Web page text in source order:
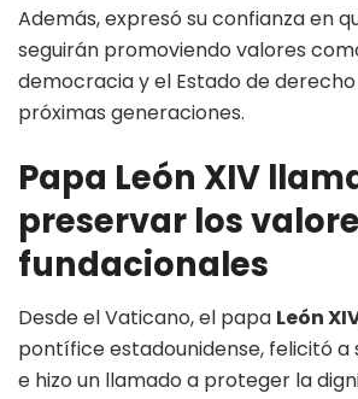
Además, expresó su confianza en
seguirán promoviendo valores
democracia y el Estado de
próximas generaciones.
Papa León XIV
preservar los
fundacionales
Desde el Vaticano, el papa León
pontífice estadounidense, felicitó
e hizo un llamado a proteger la